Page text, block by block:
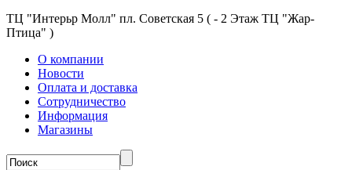
ТЦ "Интерьр Молл" пл. Советская 5 ( - 2 Этаж ТЦ "Жар-
Птица" )
О компании
Новости
Оплата и доставка
Сотрудничество
Информация
Магазины